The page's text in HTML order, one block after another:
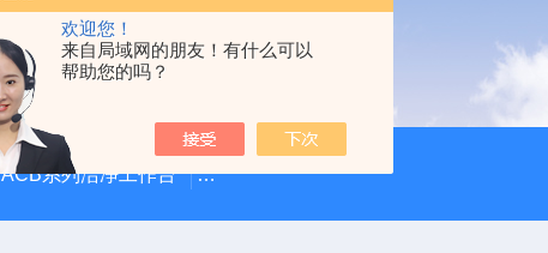
欢迎您！
来自局域网的朋友！有什么可以
帮助您的吗？
ACB系列洁净工作台 LVG-G Airstream第3代垂直流超净工作台